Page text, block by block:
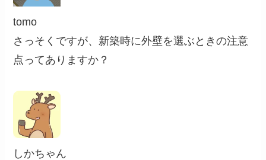
tomo
さっそくですが、新築時に外壁を選ぶときの注意
点ってありますか？
しかちゃん